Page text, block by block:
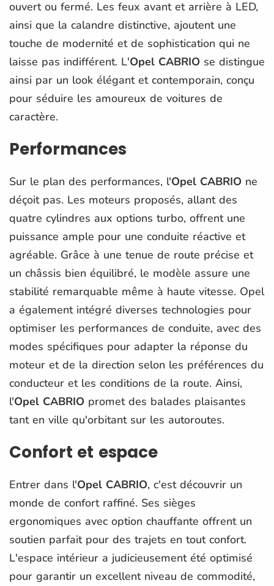
ouvert ou fermé. Les feux avant et arrière à LED,
ainsi que la calandre distinctive, ajoutent une
touche de modernité et de sophistication qui ne
laisse pas indifférent. L'Opel CABRIO se distingue
ainsi par un look élégant et contemporain, conçu
pour séduire les amoureux de voitures de
caractère.
Performances
Sur le plan des performances, l'Opel CABRIO ne
déçoit pas. Les moteurs proposés, allant des
quatre cylindres aux options turbo, offrent une
puissance ample pour une conduite réactive et
agréable. Grâce à une tenue de route précise et
un châssis bien équilibré, le modèle assure une
stabilité remarquable même à haute vitesse. Opel
a également intégré diverses technologies pour
optimiser les performances de conduite, avec des
modes spécifiques pour adapter la réponse du
moteur et de la direction selon les préférences du
conducteur et les conditions de la route. Ainsi,
l'Opel CABRIO promet des balades plaisantes
tant en ville qu'orbitant sur les autoroutes.
Confort et espace
Entrer dans l'Opel CABRIO, c'est découvrir un
monde de confort raffiné. Ses sièges
ergonomiques avec option chauffante offrent un
soutien parfait pour des trajets en tout confort.
L'espace intérieur a judicieusement été optimisé
pour garantir un excellent niveau de commodité,